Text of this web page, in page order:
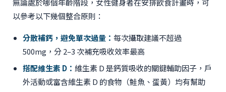
無論處於哪個年齡階段，女性健身者在安排飲食計畫時，可
以參考以下幾個整合原則：
分散補鈣，避免單次過量： 每次攝取建議不超過
500mg，分 2–3 次補充吸收效率最高
搭配維生素 D： 維生素 D 是鈣質吸收的關鍵輔助因子，戶
外活動或富含維生素 D 的食物（鮭魚、蛋黃）均有幫助